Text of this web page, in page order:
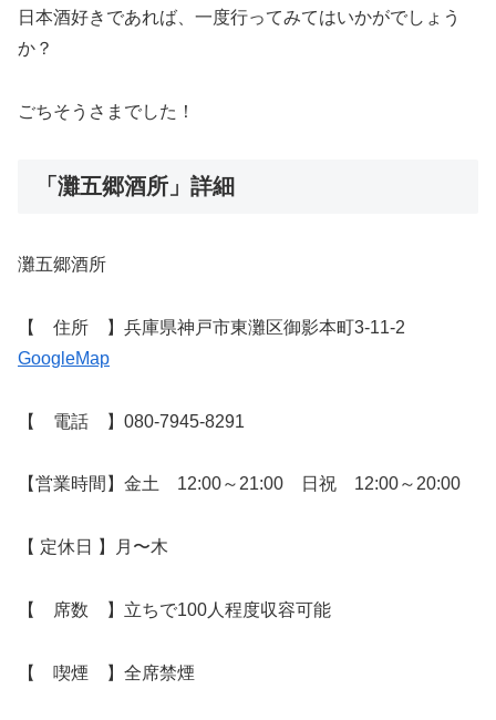
日本酒好きであれば、一度行ってみてはいかがでしょう
か？
ごちそうさまでした！
「灘五郷酒所」詳細
灘五郷酒所
【 住所 】兵庫県神戸市東灘区御影本町3-11-2
GoogleMap
【 電話 】080-7945-8291
【営業時間】金土 12:00～21:00 日祝 12:00～20:00
【 定休日 】月〜木
【 席数 】立ちで100人程度収容可能
【 喫煙 】全席禁煙